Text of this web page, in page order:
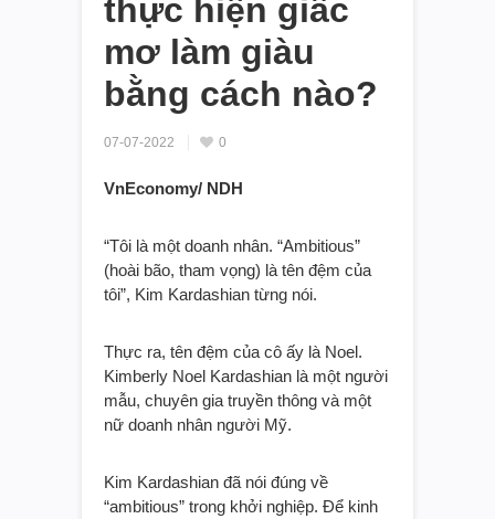
thực hiện giấc
mơ làm giàu
bằng cách nào?
07-07-2022 0
VnEconomy/ NDH
“Tôi là một doanh nhân. “Ambitious”
(hoài bão, tham vọng) là tên đệm của
tôi”, Kim Kardashian từng nói.
Thực ra, tên đệm của cô ấy là Noel.
Kimberly Noel Kardashian là một người
mẫu, chuyên gia truyền thông và một
nữ doanh nhân người Mỹ.
Kim Kardashian đã nói đúng về
“ambitious” trong khởi nghiệp. Để kinh